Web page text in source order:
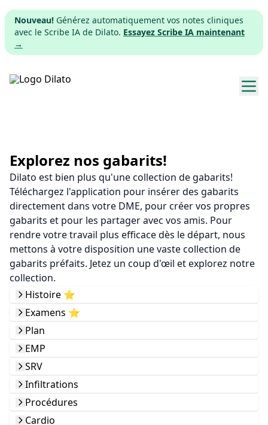
Nouveau! Générez automatiquement vos notes cliniques
avec le Scribe IA de Dilato. Essayez Scribe IA maintenant
→
Tarifs
Télécharger
App web
S'inscrire
Explorez nos gabarits!
Dilato est bien plus qu'une collection de gabarits!
Téléchargez l'application pour insérer des gabarits
directement dans votre DME, pour créer vos propres
gabarits et pour les partager avec vos amis. Pour
rendre votre travail plus efficace dès le départ, nous
mettons à votre disposition une vaste collection de
gabarits préfaits. Jetez un coup d'œil et explorez notre
collection.
Histoire ⭐️
Examens ⭐️
Plan
EMP
SRV
Infiltrations
Procédures
Cardio